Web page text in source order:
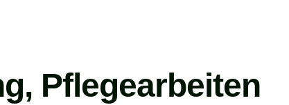
Pflegearbeiten